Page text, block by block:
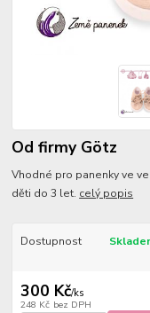
Od firmy Götz
Vhodné pro panenky ve
děti do 3 let. celý popis
Dostupnost
300 Kč/ks
248 Kč bez DPH